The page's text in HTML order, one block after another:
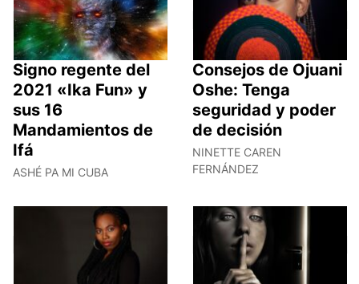
Signo regente del
2021 «Ika Fun» y
sus 16
Mandamientos de
Ifá
ASHÉ PA MI CUBA
Consejos de Ojuani
Oshe: Tenga
seguridad y poder
de decisión
NINETTE CAREN
FERNÁNDEZ